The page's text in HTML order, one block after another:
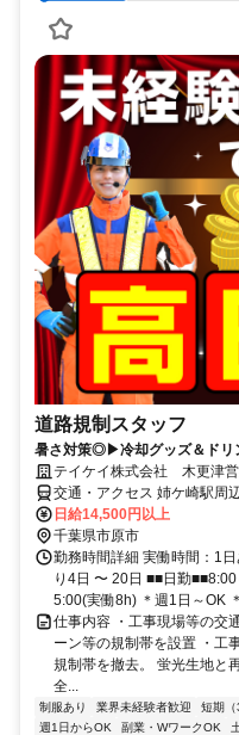
道路規制スタッフ
暑さ対策◎▶冷却グッズ＆ドリ
テイケイ株式会社 木更津
交通・アクセス 姉ケ崎駅周
日給14,500円以上
千葉県市原市
勤務時間詳細 実働時間：1
り4日 〜 20日 ■■日勤
5:00(実働8h) ＊週1日～OK
仕事内容 ・工事現場等の交
ーン等の規制帯を設置 ・工
規制帯を撤去。 蛍光生地と
全...
制服あり 業界未経験者歓迎 短期（
週1日からOK
副業・WワークOK